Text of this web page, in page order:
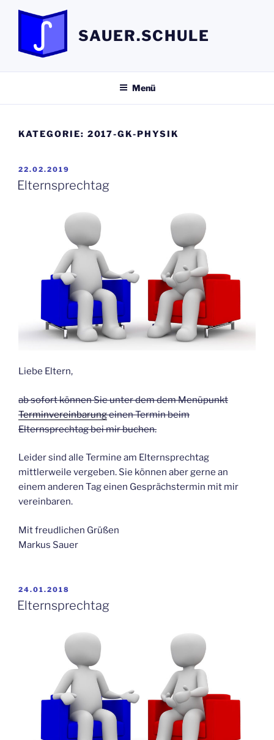
Zum
SAUER.SCHULE
Menü
KATEGORIE: 2017-GK-PHYSIK
VERÖFFENTLICHT
AM
22.02.2019
Elternsprechtag
Liebe Eltern,
ab sofort können Sie unter dem dem Menüpunkt
Terminvereinbarungeinen Termin beim
Elternsprechtag bei mir buchen.
Leider sind alle Termine am Elternsprechtag
mittlerweile vergeben. Sie können aber gerne an
einem anderen Tag einen Gesprächstermin mit mir
vereinbaren.
Mit freudlichen Grüßen
Markus Sauer
VERÖFFENTLICHT
AM
24.01.2018
Elternsprechtag